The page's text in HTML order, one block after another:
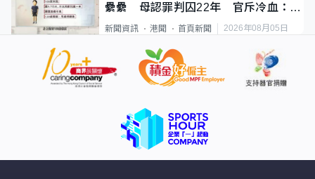
纍纍 母認罪判囚22年 官斥冷血：同
類案最惡劣
新聞資訊 港聞 首頁新聞 2026年08月05日